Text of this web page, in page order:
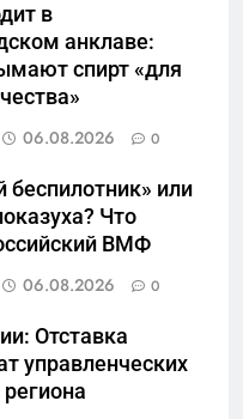
в
анклаве:
спирт «для
06.08.2026 0
беспилотник» или
Что
ВМФ
06.08.2026 0
Отставка
управленческих
от помощи:
и
«умывают
ударов по
И ОБЛАСТЬ
разъедают изнутри:
оборонный завод
И ОБЛАСТЬ
ветеранах и
как
координатор
И ОБЛАСТЬ